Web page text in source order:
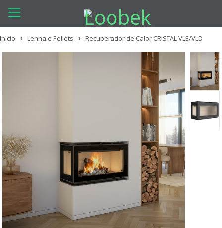
Início Lenha e Pellets Recuperador de Calor CRISTAL VLE/VLD